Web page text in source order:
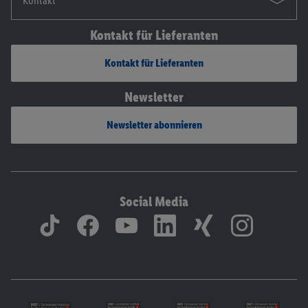
Kontakt für Lieferanten
Kontakt für Lieferanten
Newsletter
Newsletter abonnieren
Social Media